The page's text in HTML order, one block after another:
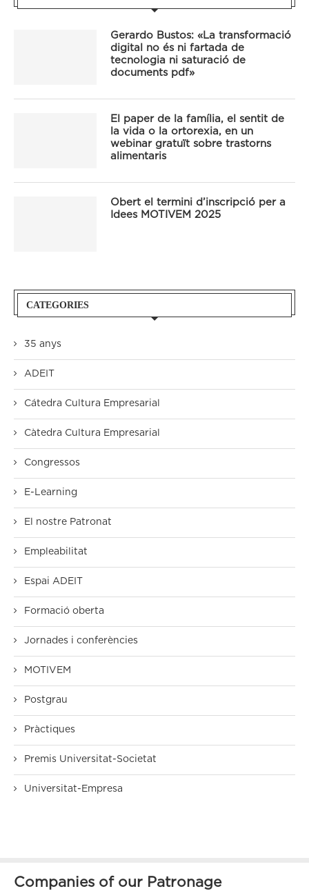
Gerardo Bustos: «La transformació
digital no és ni fartada de
tecnologia ni saturació de
documents pdf»
El paper de la família, el sentit de
la vida o la ortorexia, en un
webinar gratuït sobre trastorns
alimentaris
Obert el termini d’inscripció per a
Idees MOTIVEM 2025
CATEGORIES
35 anys
ADEIT
Cátedra Cultura Empresarial
Càtedra Cultura Empresarial
Congressos
E-Learning
El nostre Patronat
Empleabilitat
Espai ADEIT
Formació oberta
Jornades i conferències
MOTIVEM
Postgrau
Pràctiques
Premis Universitat-Societat
Universitat-Empresa
Companies of our Patronage